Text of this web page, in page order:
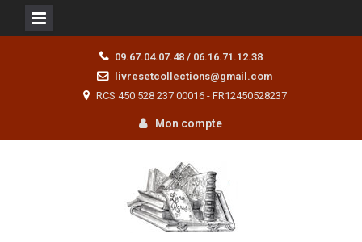
09.67.04.07.48 / 06.16.71.12.38
livresetcollections@gmail.com
RCS 450 528 237 00016 - FR12450528237
Mon compte